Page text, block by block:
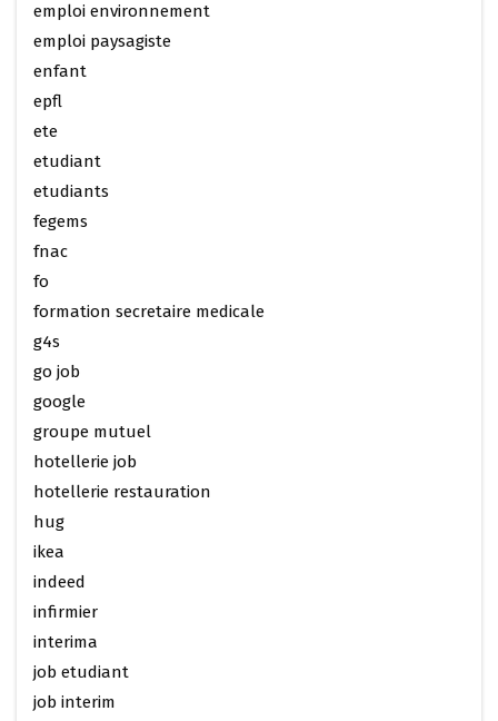
emploi environnement
emploi paysagiste
enfant
epfl
ete
etudiant
etudiants
fegems
fnac
fo
formation secretaire medicale
g4s
go job
google
groupe mutuel
hotellerie job
hotellerie restauration
hug
ikea
indeed
infirmier
interima
job etudiant
job interim